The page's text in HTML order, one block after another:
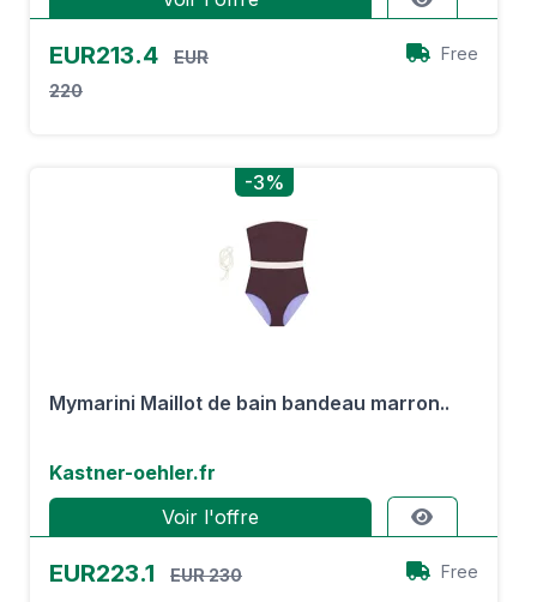
EUR213.4
EUR
220
Free
-3%
Mymarini Maillot de bain bandeau marron..
Kastner-oehler.fr
Voir l'offre
EUR223.1 EUR 230 Free